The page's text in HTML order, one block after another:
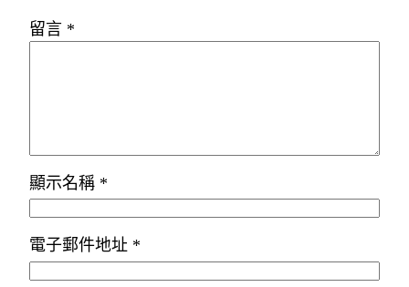
留言 *
顯示名稱 *
電子郵件地址 *